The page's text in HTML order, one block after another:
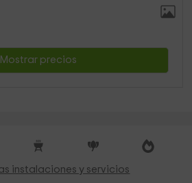
Mostrar precios
instalaciones y servicios